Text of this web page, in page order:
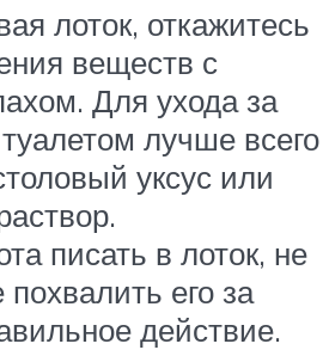
лоток, откажитесь
веществ с
Для ухода за
лучше всего
уксус или
писать в лоток, не
его за
действие.